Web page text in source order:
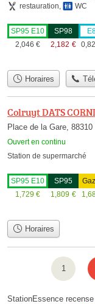
restauration
WC
SP95 E10
2,046 €
SP98
2,182 €
Horaires
Colruyt DATS
Place de la Gare, 88310
Ouvert en continu
Station de supermarché
SP95 E10
1,729 €
SP95
1,809 €
Horaires
1
StationEssence